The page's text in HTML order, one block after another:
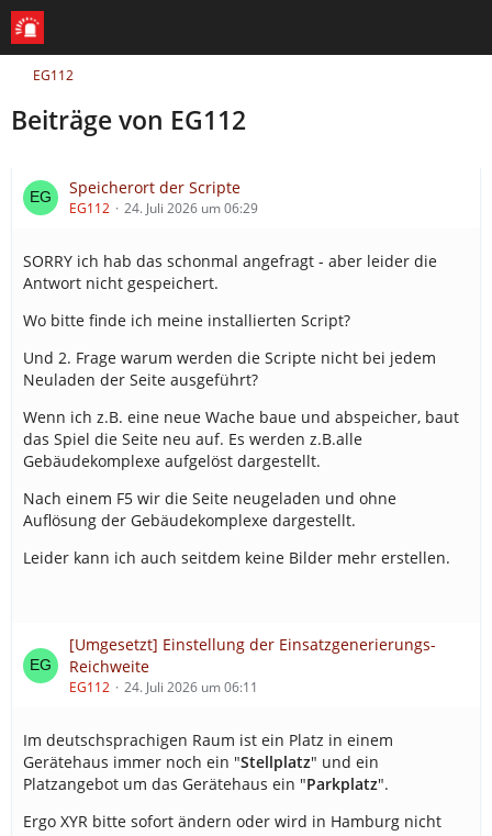
EG112
Beiträge von EG112
Speicherort der Scripte
EG112 24. Juli 2026 um 06:29
SORRY ich hab das schonmal angefragt - aber leider die
Antwort nicht gespeichert.
Wo bitte finde ich meine installierten Script?
Und 2. Frage warum werden die Scripte nicht bei jedem
Neuladen der Seite ausgeführt?
Wenn ich z.B. eine neue Wache baue und abspeicher, baut
das Spiel die Seite neu auf. Es werden z.B.alle
Gebäudekomplexe aufgelöst dargestellt.
Nach einem F5 wir die Seite neugeladen und ohne
Auflösung der Gebäudekomplexe dargestellt.
Leider kann ich auch seitdem keine Bilder mehr erstellen.
[Umgesetzt] Einstellung der Einsatzgenerierungs-
Reichweite
EG112 24. Juli 2026 um 06:11
Im deutschsprachigen Raum ist ein Platz in einem
Gerätehaus immer noch ein "Stellplatz" und ein
Platzangebot um das Gerätehaus ein "Parkplatz".
Ergo XYR bitte sofort ändern oder wird in Hamburg nicht